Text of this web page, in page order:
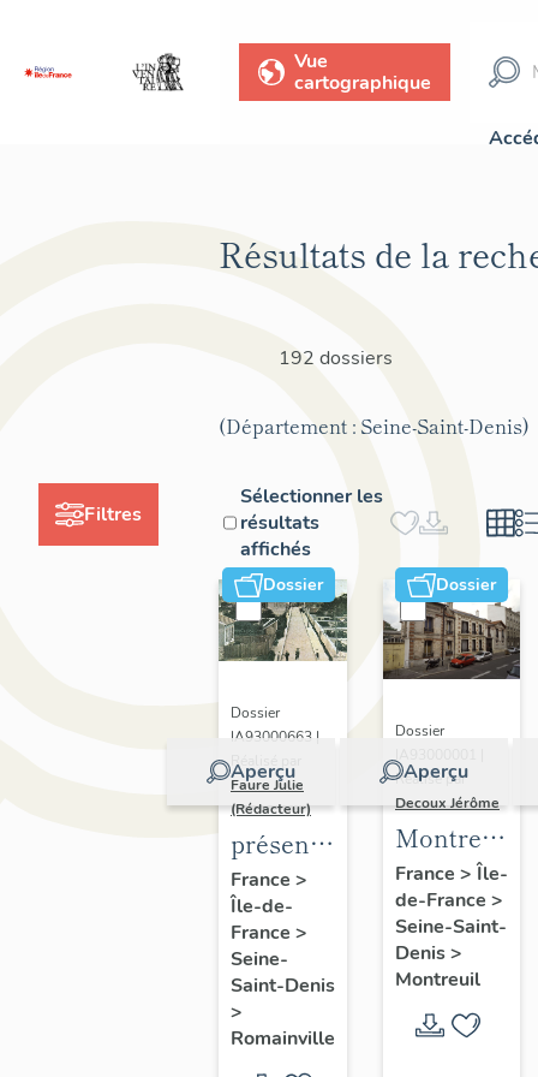
Vue
cartographique
Filtres
Résultats de la
192 dossiers
(Département : Seine-Saint-Denis)
Sélectionner les
résultats
affichés
Dossier
Aperçu
Dossier
IA93000663 |
Réalisé par
Faure Julie
(Rédacteur)
présentation
de
l'inventaire
de la
commune
de
Romainville
France >
Île-de-
France >
Seine-
Saint-Denis
>
Romainville
Dossier
Aperçu
Dossier
Réalisé par
Decoux Jérôme
Montreuil
-
Patrimoine
industriel
-
générale
France > Île-
de-France >
Seine-Saint-
Denis>
Montreuil